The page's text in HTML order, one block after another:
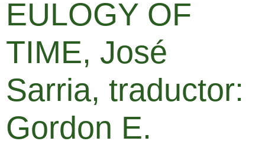
EULOGY OF
TIME, José
Sarria, traductor:
Gordon E.